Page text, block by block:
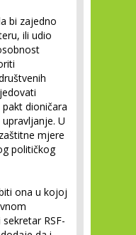
bi zajedno
ili udio
dioničara
U
mjere
političkog
ona u kojoj
RSF-